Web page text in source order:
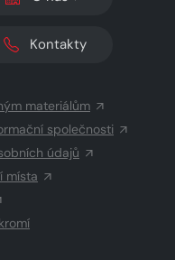
Kontakty
materiálům
společnosti
údajů
místa